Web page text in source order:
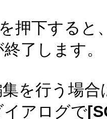
押下すると
了します。
を行う場
アログで